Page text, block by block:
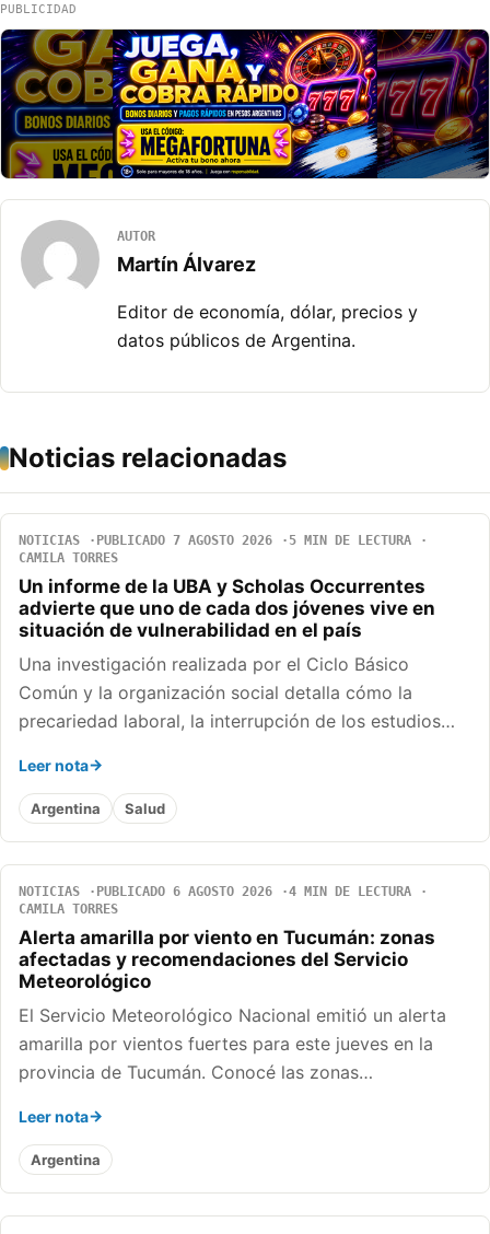
PUBLICIDAD
AUTOR
Martín Álvarez
Editor de economía, dólar, precios y
datos públicos de Argentina.
Noticias relacionadas
NOTICIAS PUBLICADO 7 AGOSTO 2026
5 MIN DE LECTURA
CAMILA TORRES
Un informe de la UBA y Scholas Occurrentes
advierte que uno de cada dos jóvenes vive en
situación de vulnerabilidad en el país
Una investigación realizada por el Ciclo Básico
Común y la organización social detalla cómo la
precariedad laboral, la interrupción de los estudios…
Leer nota
Argentina Salud
NOTICIAS PUBLICADO 6 AGOSTO 2026
4 MIN DE LECTURA
CAMILA TORRES
Alerta amarilla por viento en Tucumán: zonas
afectadas y recomendaciones del Servicio
Meteorológico
El Servicio Meteorológico Nacional emitió un alerta
amarilla por vientos fuertes para este jueves en la
provincia de Tucumán. Conocé las zonas…
Leer nota
Argentina